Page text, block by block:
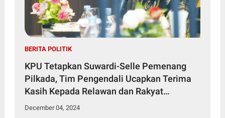
BERITA POLITIK
KPU Tetapkan Suwardi-Selle Pemenang
Pilkada, Tim Pengendali Ucapkan Terima
Kasih Kepada Relawan dan Rakyat
Soppeng
December 04, 2024